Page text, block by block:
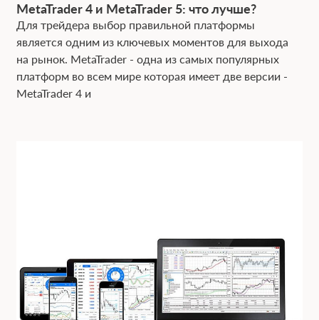
MetaTrader 4 и MetaTrader 5: что лучше?
Для трейдера выбор правильной платформы
является одним из ключевых моментов для выхода
на рынок. MetaTrader - одна из самых популярных
платформ во всем мире которая имеет две версии -
MetaTrader 4 и